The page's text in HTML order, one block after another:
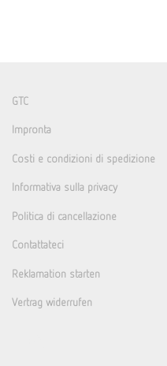
GTC
Impronta
Costi e condizioni di spedizione
Informativa sulla privacy
Politica di cancellazione
Contattateci
Reklamation starten
Vertrag widerrufen